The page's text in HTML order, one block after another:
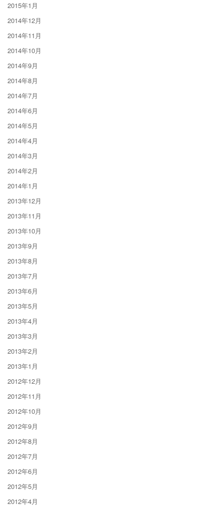
2015年1月
2014年12月
2014年11月
2014年10月
2014年9月
2014年8月
2014年7月
2014年6月
2014年5月
2014年4月
2014年3月
2014年2月
2014年1月
2013年12月
2013年11月
2013年10月
2013年9月
2013年8月
2013年7月
2013年6月
2013年5月
2013年4月
2013年3月
2013年2月
2013年1月
2012年12月
2012年11月
2012年10月
2012年9月
2012年8月
2012年7月
2012年6月
2012年5月
2012年4月